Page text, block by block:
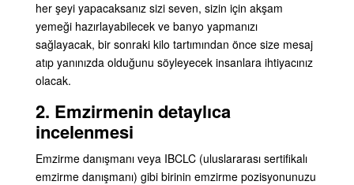
her şeyi yapacaksanız sizi seven, sizin için akşam
yemeği hazırlayabilecek ve banyo yapmanızı
sağlayacak, bir sonraki kilo tartımından önce size mesaj
atıp yanınızda olduğunu söyleyecek insanlara ihtiyacınız
olacak.
2. Emzirmenin detaylıca
incelenmesi
Emzirme danışmanı veya IBCLC (uluslararası sertifikalı
emzirme danışmanı) gibi birinin emzirme pozisyonunuzu